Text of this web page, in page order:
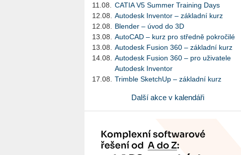
11.08.
CATIA V5 Summer Training Days
12.08.
Autodesk Inventor – základní kurz
12.08.
Blender – úvod do 3D
13.08.
AutoCAD – kurz pro středně pokročilé
13.08.
Autodesk Fusion 360 – základní kurz
14.08.
Autodesk Fusion 360 – pro uživatele
Autodesk Inventor
17.08.
Trimble SketchUp – základní kurz
Další akce v kalendáři